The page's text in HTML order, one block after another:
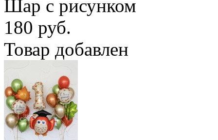
Шар с рисунком
180 руб.
Товар добавлен